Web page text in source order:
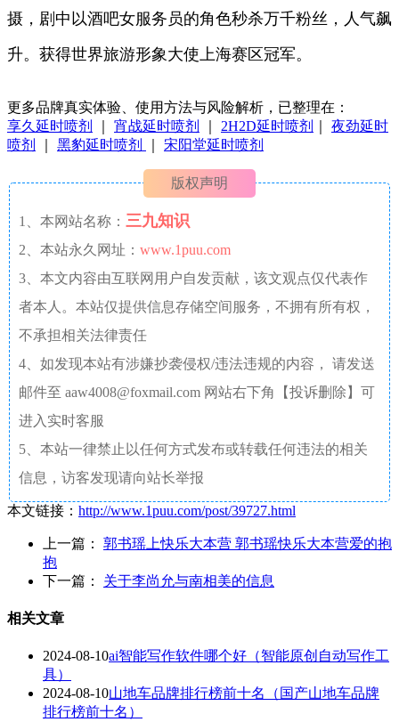
摄，剧中以酒吧女服务员的角色秒杀万千粉丝，人气飙
升。获得世界旅游形象大使上海赛区冠军。
更多品牌真实体验、使用方法与风险解析，已整理在：
享久延时喷剂
宵战延时喷剂 2H2D延时喷剂
夜劲延时
喷剂
黑豹延时喷剂 宋阳堂延时喷剂
版权声明
1、本网站名称： 三九知识
2、本站永久网址： www.1puu.com
3、本文内容由互联网用户自发贡献，该文观点仅代表作
者本人。本站仅提供信息存储空间服务，不拥有所有权，
不承担相关法律责任
4、如发现本站有涉嫌抄袭侵权/违法违规的内容， 请发送
邮件至 aaw4008@foxmail.com 网站右下角【投诉删除】可
进入实时客服
5、本站一律禁止以任何方式发布或转载任何违法的相关
信息，访客发现请向站长举报
本文链接： http://www.1puu.com/post/39727.html
上一篇： 郭书瑶上快乐大本营 郭书瑶快乐大本营爱的抱
抱
下一篇： 关于李尚允与南相美的信息
相关文章
2024-08-10ai智能写作软件哪个好（智能原创自动写作工
具）
2024-08-10山地车品牌排行榜前十名（国产山地车品牌
排行榜前十名）